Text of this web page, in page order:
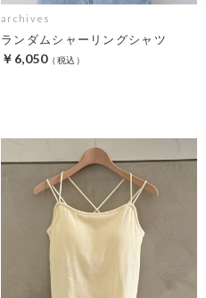
archives
ランダムシャーリングシャツ
￥6,050